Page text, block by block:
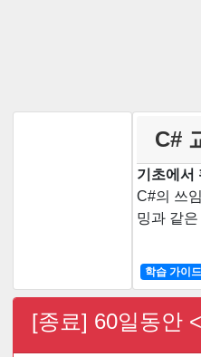
C#
기초에서
C#의 쓰
밍과 같
학습 가이드
[종료] 60일동안